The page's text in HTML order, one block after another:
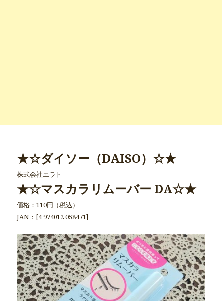
★☆ダイソー（DAISO）☆★
株式会社エラト
★☆マスカラリムーバー DA☆★
価格：110円（税込）
JAN：[4 974012 058471]